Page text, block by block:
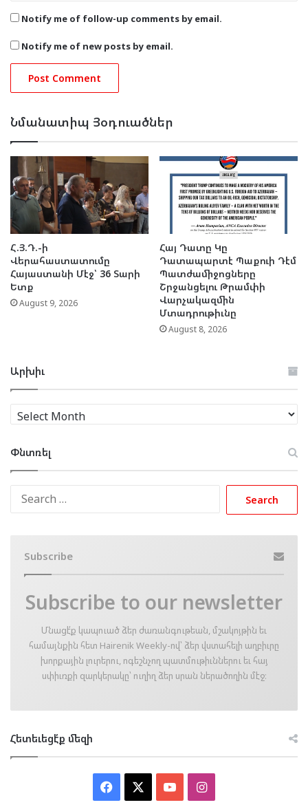
Notify me of follow-up comments by email.
Notify me of new posts by email.
Նմանատիպ Յօդուածներ
Հ.Յ.Դ.-ի
Վերահաստատումը
Հայաստանի Մէջ՝ 36 Տարի
Ետք
August 9, 2026
Հայ Դատը Կը
Դատապարտէ Պաքուի Դէմ
Պատժամիջոցները
Շրջանցելու Թրամփի
Վարչակազմին
Մտադրութիւնը
August 8, 2026
Արխիւ
Արխիւ
Փնտռել
Subscribe
Subscribe to our newsletter
Մնացէ՛ք կապուած ձեր ժառանգութեան, մշակոյթին եւ
համայնքին հետ Hairenik Weekly-ով՝ ձեր վստահելի աղբիւրը
խորքային լուրերու, ոգեշնչող պատմութիւններու եւ հայ
սփիւռքի զարկերակը՝ ուղիղ ձեր սրան ներածողին մէջ։
Հետեւեցէ՛ք մեզի
Facebook YouTubeInstagram